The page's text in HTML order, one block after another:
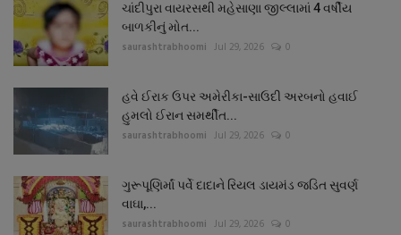
ચાંદીપુરા વાયરસથી મહેસાણા જીલ્લામાં 4 વર્ષીય
બાળકીનું મોત...
saurashtrabhoomi Jul 29, 2026 0
હવે ઈરાક ઉપર અમેરીકા-સાઉદી અરબનો હવાઈ
હુમલો ઈરાન સમર્થીત...
saurashtrabhoomi Jul 29, 2026 0
ગુરૂપૂણિર્માં પર્વે દાદાને રિયલ ડાયમંડ જડિત સુવર્ણ
વાઘા,...
saurashtrabhoomi Jul 29, 2026 0